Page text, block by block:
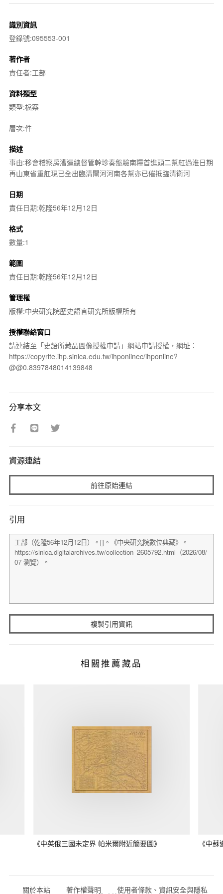
識別資訊
登錄號:095553-001
著作者
責任者:工部
資料類型
類型:檔案
層次:件
描述
事由:移會稽察房漕運總督管幹珍奏盤驗南糧首進頭二幫舡過淮日期
再山東省重舡現已全出臨清閘河河南各幫亦已催抵臨清衛河
日期
責任日期:乾隆56年12月12日
格式
數量:1
範圍
責任日期:乾隆56年12月12日
管理權
版權:中央研究院歷史語言研究所版權所有
授權聯絡窗口
請連結至「史語所藏品圖像授權申請」網站申請授權，網址：
https://copyrite.ihp.sinica.edu.tw/ihponlinec/ihponline?
@@0.8397848014139848
分享本文
資源連結
前往原始連結
引用
複製引用資訊
相關推薦藏品
《中英俄三國未定界 帕米爾附近簡要圖》 《中
關於本站 著作權聲明 使用者條款、資訊安全與隱私